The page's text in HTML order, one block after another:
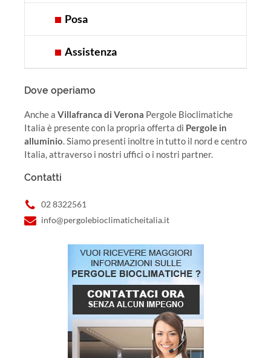
Posa
Assistenza
Dove operiamo
Anche a Villafranca di Verona Pergole Bioclimatiche
Italia è presente con la propria offerta di Pergole in
alluminio. Siamo presenti inoltre in tutto il nord e centro
Italia, attraverso i nostri uffici o i nostri partner.
Contatti
02 8322561
info@pergolebioclimaticheitalia.it